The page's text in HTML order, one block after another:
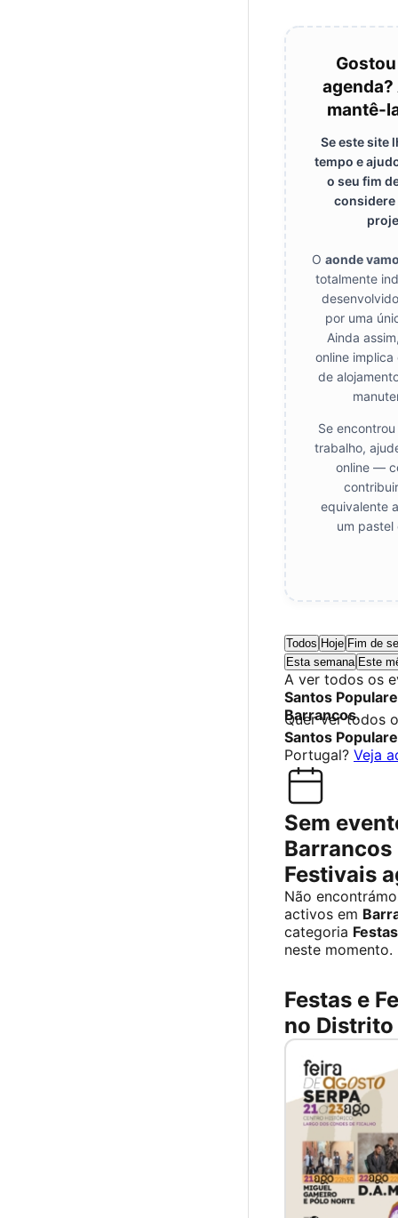
agenda?
mantê-
Se este site
tempo e
o seu fim
considere
O aonde
totalmente
por uma
Ainda
online implica
de
Se
trabalho,
online —
equivalente
um pastel
Todos Hoje Fim de
Esta semana Este
A ver todos os
Santos
Barrancos.
Quer ver todos
Santos
Portugal? Veja
Sem
Barrancos
Festivais
Não
activos em
categoria
neste momento.
Festas e
no Distrito